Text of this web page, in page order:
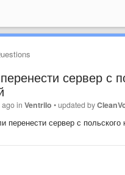
сервер с
agoinVentrilo •updated by
перенести сервер с